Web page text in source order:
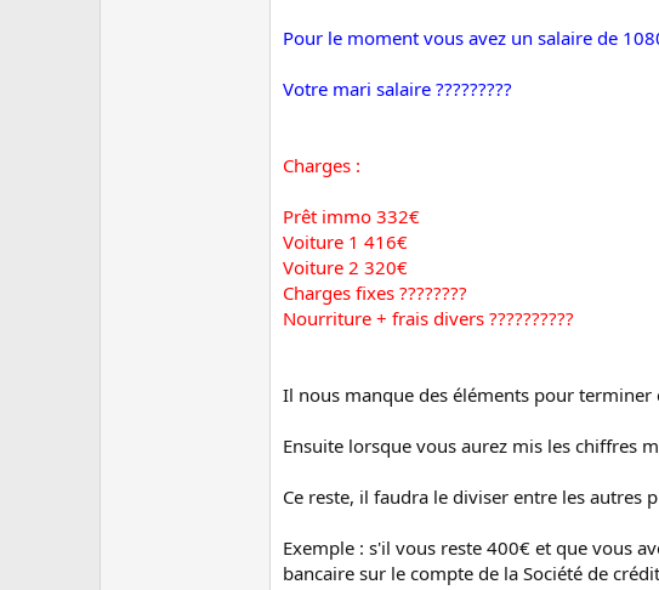
Pour le moment vous avez un salaire de
Votre mari salaire ?????????
Charges :
Prêt immo 332€
Voiture 1 416€
Voiture 2 320€
Charges fixes ????????
Nourriture + frais divers ??????????
Il nous manque des éléments pour terminer
Ensuite lorsque vous aurez mis les chiffres
Ce reste, il faudra le diviser entre les autres
Exemple : s'il vous reste 400€ et que vous
bancaire sur le compte de la Société de